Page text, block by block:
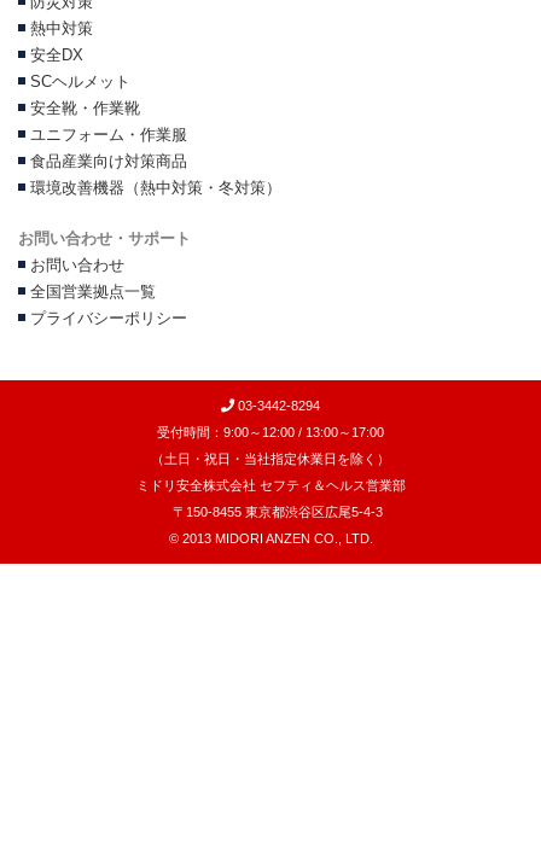
熱中対策
安全DX
SCヘルメット
安全靴・作業靴
ユニフォーム・作業服
食品産業向け対策商品
環境改善機器（熱中対策・冬対策）
お問い合わせ・サポート
お問い合わせ
全国営業拠点一覧
プライバシーポリシー
03-3442-8294
受付時間：9:00～12:00 / 13:00～17:00
（土日・祝日・当社指定休業日を除く）
ミドリ安全株式会社 セフティ＆ヘルス営業部
〒150-8455 東京都渋谷区広尾5-4-3
© 2013 MIDORI ANZEN CO., LTD.